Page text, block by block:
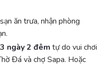
ăn trưa, nhận phòng
ngày 2 đêm tự do vui chơi
Đá và chợ Sapa. Hoặc